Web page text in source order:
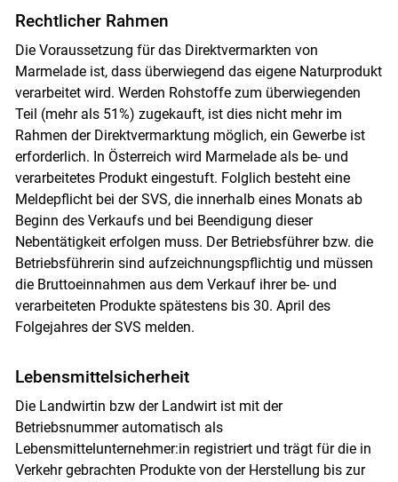
Rechtlicher Rahmen
Die Voraussetzung für das Direktvermarkten von
Marmelade ist, dass überwiegend das eigene Naturprodukt
verarbeitet wird. Werden Rohstoffe zum überwiegenden
Teil (mehr als 51%) zugekauft, ist dies nicht mehr im
Rahmen der Direktvermarktung möglich, ein Gewerbe ist
erforderlich. In Österreich wird Marmelade als be- und
verarbeitetes Produkt eingestuft. Folglich besteht eine
Meldepflicht bei der SVS, die innerhalb eines Monats ab
Beginn des Verkaufs und bei Beendigung dieser
Nebentätigkeit erfolgen muss. Der Betriebsführer bzw. die
Betriebsführerin sind aufzeichnungspflichtig und müssen
die Bruttoeinnahmen aus dem Verkauf ihrer be- und
verarbeiteten Produkte spätestens bis 30. April des
Folgejahres der SVS melden.
Lebensmittelsicherheit
Die Landwirtin bzw der Landwirt ist mit der
Betriebsnummer automatisch als
Lebensmittelunternehmer:in registriert und trägt für die in
Verkehr gebrachten Produkte von der Herstellung bis zur